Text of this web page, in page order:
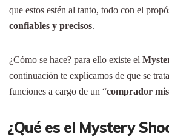
que estos estén al tanto, todo con el
confiables y precisos.
¿Cómo se hace? para ello existe el
continuación te explicamos de que se
funciones a cargo de un “comprador
¿Qué es el Mystery